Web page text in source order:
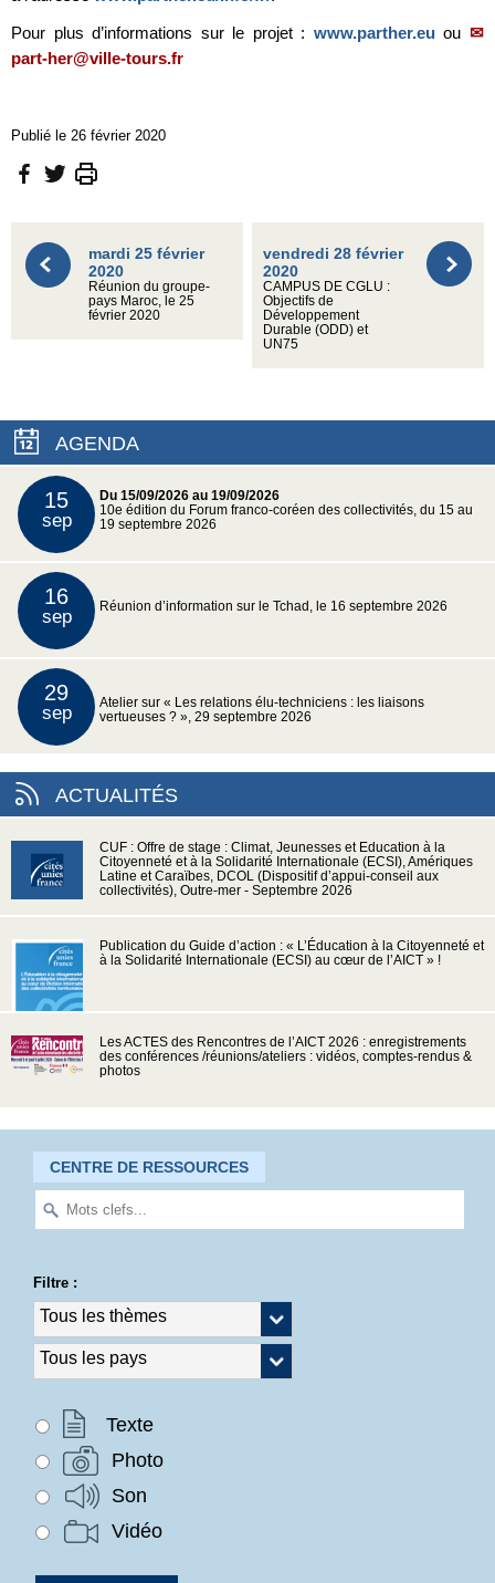
Pour plus d’informations sur le projet : www.parther.euou
part-her@ville-tours.fr
Publié le 26 février 2020
mardi 25 février
2020
Réunion du groupe-
pays Maroc, le 25
février 2020
vendredi 28 février
2020
CAMPUS DE CGLU :
Objectifs de
Développement
Durable (ODD) et
UN75
AGENDA
15
sep
Du 15/09/2026 au 19/09/2026
10e édition du Forum franco-coréen des collectivités, du 15 au
19 septembre 2026
16
sep Réunion d’information sur le Tchad, le 16 septembre 2026
29
sep
Atelier sur « Les relations élu-techniciens : les liaisons
vertueuses ? », 29 septembre 2026
ACTUALITÉS
CUF : Offre de stage : Climat, Jeunesses et Education à la
Citoyenneté et à la Solidarité Internationale (ECSI), Amériques
Latine et Caraïbes, DCOL (Dispositif d’appui-conseil aux
collectivités), Outre-mer - Septembre 2026
Publication du Guide d’action : « L’Éducation à la Citoyenneté et
à la Solidarité Internationale (ECSI) au cœur de l’AICT » !
Les ACTES des Rencontres de l’AICT 2026 : enregistrements
des conférences /réunions/ateliers : vidéos, comptes-rendus &
photos
CENTRE DE RESSOURCES
Filtre :
Texte
Photo
Son
Vidéo